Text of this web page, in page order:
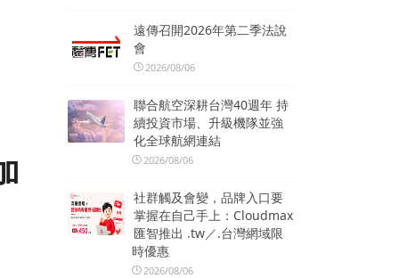
遠傳召開2026年第二季法說
會
2026/08/06
聯合航空深耕台灣40週年 持
續投資市場、升級機隊並強
化全球航網連結
2026/08/06
社群觸及會變，品牌入口要
掌握在自己手上：Cloudmax
匯智推出 .tw／.台灣網域限
時優惠
2026/08/06